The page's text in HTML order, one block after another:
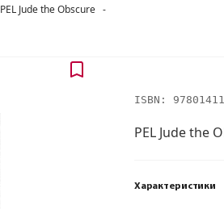
PEL Jude the Obscure -
ISBN:
PEL Jude the
Характеристики